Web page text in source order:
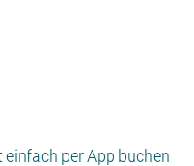
einfach per App buchen